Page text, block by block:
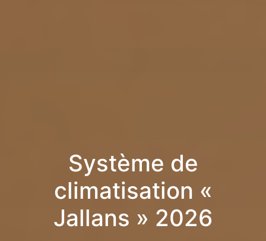
Système de
climatisation «
Jallans » 2026